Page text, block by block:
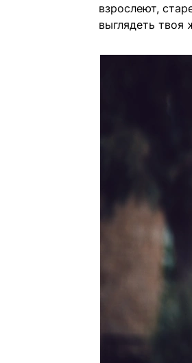
взрослеют,
выглядеть твоя